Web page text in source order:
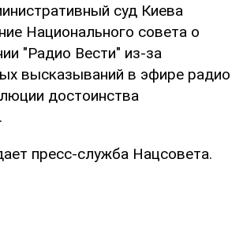
суд Киева
Национального совета о
"Радио Вести" из-за
высказываний в эфире радио
достоинства
пресс-служба Нацсовета.